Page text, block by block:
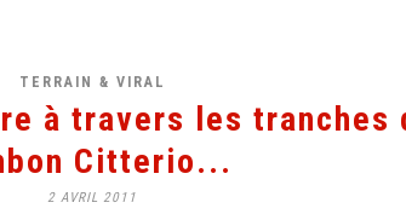
TERRAIN & VIRAL
à travers les tranches
Citterio...
2 AVRIL 2011